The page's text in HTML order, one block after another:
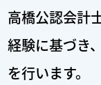
高橋公認会計
経験に基づき
を行います。